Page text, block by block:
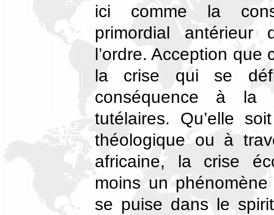
ici comme la
primordial antérieur
l’ordre. Acception
la crise qui se
conséquence à la
tutélaires. Qu’elle
théologique ou à
africaine, la crise
moins un
se puise dans le